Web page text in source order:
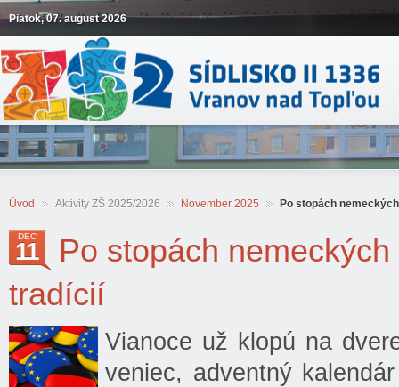
Piatok, 07. august 2026
Úvod Aktivity ZŠ 2025/2026 November 2025 Po stopách
DEC
11
Po stopách
tradícií
Vianoce už klopú na
veniec, adventný